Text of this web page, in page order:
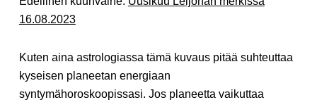
16.08.2023
Kuten aina astrologiassa tämä kuvaus pitää suhteuttaa
kyseisen planeetan energiaan
syntymähoroskoopissasi. Jos planeetta vaikuttaa